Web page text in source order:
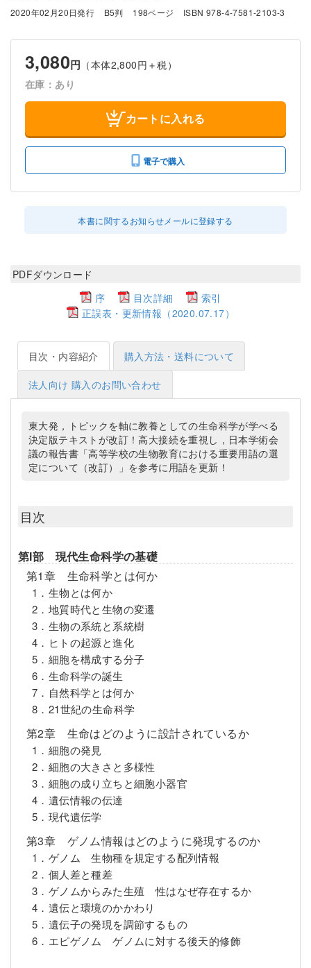
2020年02月20日発行
B5判 198ページ ISBN 978-4-7581-2103-3
3,080円 （本体2,800円＋税）
在庫：あり
カートに入れる
電子で購入
本書に関するお知らせメールに登録する
PDFダウンロード
序
目次詳細
索引
正誤表・更新情報（2020.07.17）
目次・内容紹介 購入方法・送料について
法人向け 購入のお問い合わせ
東大発，トピックを軸に教養としての生命科学が学べる
決定版テキストが改訂！高大接続を重視し，日本学術会
議の報告書「高等学校の生物教育における重要用語の選
定について（改訂）」を参考に用語を更新！
目次
第I部 現代生命科学の基礎
第1章 生命科学とは何か
1．生物とは何か
2．地質時代と生物の変遷
3．生物の系統と系統樹
4．ヒトの起源と進化
5．細胞を構成する分子
6．生命科学の誕生
7．自然科学とは何か
8．21世紀の生命科学
第2章 生命はどのように設計されているか
1．細胞の発見
2．細胞の大きさと多様性
3．細胞の成り立ちと細胞小器官
4．遺伝情報の伝達
5．現代遺伝学
第3章 ゲノム情報はどのように発現するのか
1．ゲノム 生物種を規定する配列情報
2．個人差と種差
3．ゲノムからみた生殖 性はなぜ存在するか
4．遺伝と環境のかかわり
5．遺伝子の発現を調節するもの
6．エピゲノム ゲノムに対する後天的修飾